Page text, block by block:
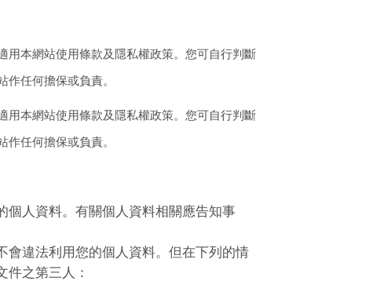
用本網站使用條款及隱私權政策。您可自行判斷
任何擔保或負責。
用本網站使用條款及隱私權政策。您可自行判斷
任何擔保或負責。
個人資料。有關個人資料相關應告知事
會違法利用您的個人資料。但在下列的情
之第三人：